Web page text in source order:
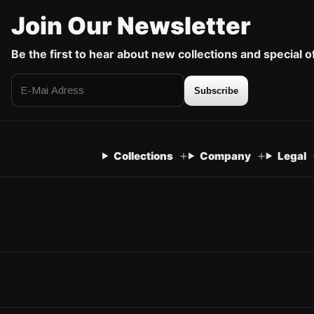
Join Our Newsletter
Be the first to hear about new collections and special
Subscribe
Collections Company Legal